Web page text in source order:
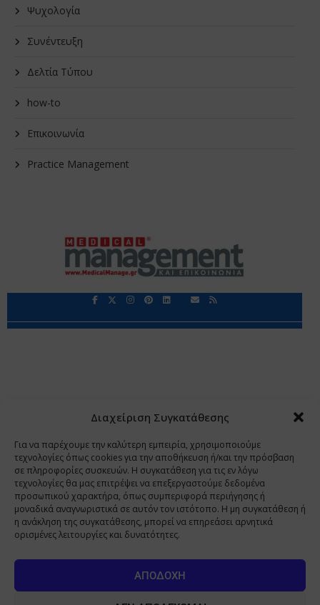
Διαχείριση Συγκατάθεσης
Για να παρέχουμε την καλύτερη εμπειρία, χρησιμοποιούμε
τεχνολογίες όπως cookies για την αποθήκευση ή/και την πρόσβαση
σε πληροφορίες συσκευών. Η συγκατάθεση για τις εν λόγω
τεχνολογίες θα μας επιτρέψει να επεξεργαστούμε δεδομένα
προσωπικού χαρακτήρα, όπως συμπεριφορά περιήγησης ή
μοναδικά αναγνωριστικά σε αυτόν τον ιστότοπο. Η μη συγκατάθεση ή
η ανάκληση της συγκατάθεσης, μπορεί να επηρεάσει αρνητικά
ορισμένες λειτουργίες και δυνατότητες.
ΑΠΟΔΟΧΉ
Ψυχολογία
Συνέντευξη
Δελτία Τύπου
how-to
Επικοινωνία
Practice Management
Copyright 2009 - 2026 © Χαραμή Α.Ε.
www.PharmaManage.gr • www.HealthExpo.gr • www.YO.gr
•
www.GreekShares.com • www.eLearning-
PharmaManage.gr • www.Charami-SA.gr
Με την παραμονή σας σε αυτή δηλώνετε,
προβλέπονται από τις διατάξεις της παραγράφου 6 του άρθρου 22 του